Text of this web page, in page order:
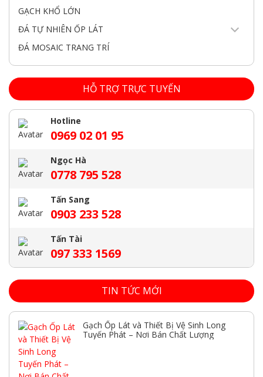
GẠCH KHỔ LỚN
ĐÁ TỰ NHIÊN ỐP LÁT
ĐÁ MOSAIC TRANG TRÍ
HỖ TRỢ TRỰC TUYẾN
Hotline
0969 02 01 95
Ngọc Hà
0778 795 528
Tấn Sang
0903 233 528
Tấn Tài
097 333 1569
TIN TỨC MỚI
Gạch Ốp Lát và Thiết Bị Vệ Sinh Long
Tuyến Phát – Nơi Bán Chất Lượng